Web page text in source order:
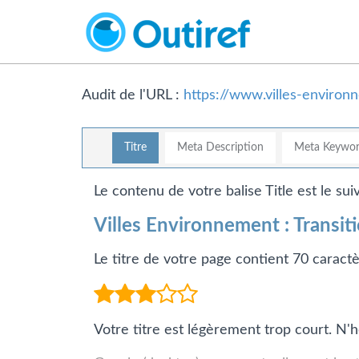
Audit de l'URL : https://www.villes-
Titre Meta Description Meta
Le contenu de votre balise Title est le
Villes Environnement :
Le titre de votre page contient 70
Votre titre est légèrement trop court.